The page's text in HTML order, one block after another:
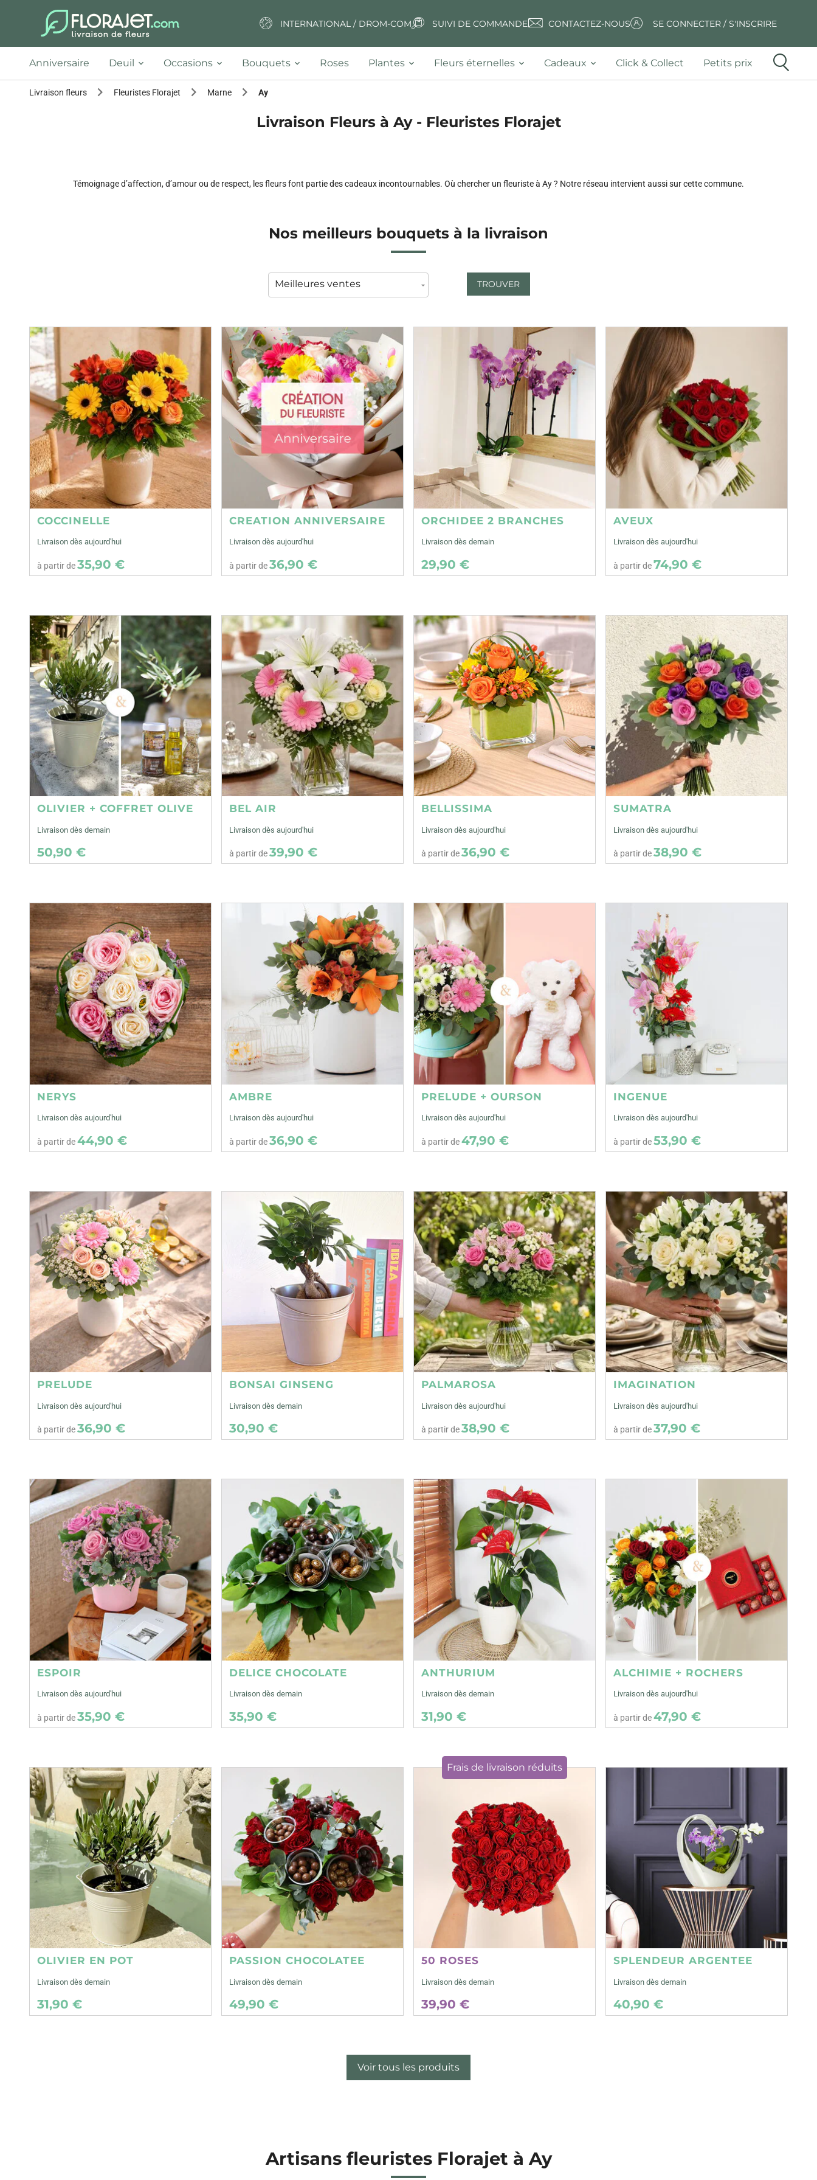
INTERNATIONAL / DROM-COM SUIVI DE COMMANDE CONTACTEZ-NOUS SE CONNECTER / S'INSCRIRE
Anniversaire Deuil Occasions Bouquets Roses Plantes Fleurs éternelles Cadeaux Click & Collect Petits prix
Livraison fleurs Fleuristes Florajet Marne Ay
Livraison Fleurs à Ay - Fleuristes Florajet
Témoignage d’affection, d’amour ou de respect, les fleurs font partie des cadeaux incontournables. Où chercher un fleuriste à Ay ? Notre réseau intervient aussi sur cette commune.
Nos meilleurs bouquets à la livraison
TROUVER
COCCINELLE
Livraison dès aujourd'hui
à partir de35,90 €
CREATION ANNIVERSAIRE
Livraison dès aujourd'hui
à partir de36,90 €
ORCHIDEE 2 BRANCHES
Livraison dès demain
29,90 €
AVEUX
Livraison dès aujourd'hui
à partir de74,90 €
OLIVIER + COFFRET OLIVE
Livraison dès demain
50,90 €
BEL AIR
Livraison dès aujourd'hui
à partir de39,90 €
BELLISSIMA
Livraison dès aujourd'hui
à partir de36,90 €
SUMATRA
Livraison dès aujourd'hui
à partir de38,90 €
NERYS
Livraison dès aujourd'hui
à partir de44,90 €
AMBRE
Livraison dès aujourd'hui
à partir de36,90 €
PRELUDE + OURSON
Livraison dès aujourd'hui
à partir de47,90 €
INGENUE
Livraison dès aujourd'hui
à partir de53,90 €
PRELUDE
Livraison dès aujourd'hui
à partir de36,90 €
BONSAI GINSENG
Livraison dès demain
30,90 €
PALMAROSA
Livraison dès aujourd'hui
à partir de38,90 €
IMAGINATION
Livraison dès aujourd'hui
à partir de37,90 €
ESPOIR
Livraison dès aujourd'hui
à partir de35,90 €
DELICE CHOCOLATE
Livraison dès demain
35,90 €
ANTHURIUM
Livraison dès demain
31,90 €
ALCHIMIE + ROCHERS
Livraison dès aujourd'hui
à partir de47,90 €
OLIVIER EN POT
Livraison dès demain
31,90 €
PASSION CHOCOLATEE
Livraison dès demain
49,90 €
Frais de livraison réduits
50 ROSES
Livraison dès demain
39,90 €
SPLENDEUR ARGENTEE
Livraison dès demain
40,90 €
Voir tous les produits
Artisans fleuristes Florajet à Ay